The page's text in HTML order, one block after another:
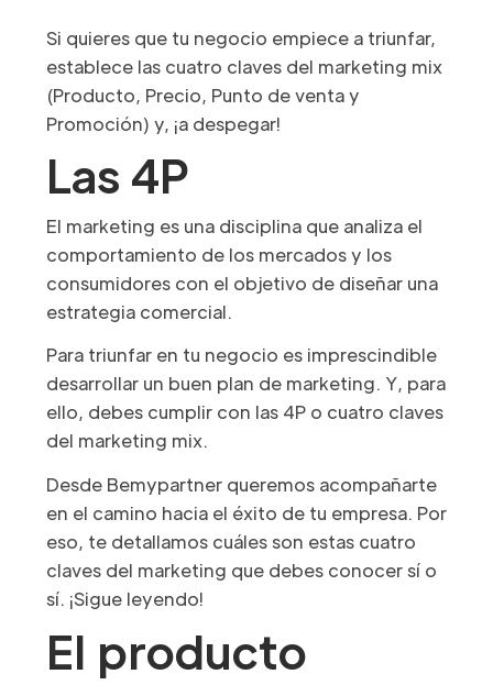
Si quieres que tu negocio empiece a triunfar,
establece las cuatro claves del marketing mix
(Producto, Precio, Punto de venta y
Promoción) y, ¡a despegar!
Las 4P
El marketing es una disciplina que analiza el
comportamiento de los mercados y los
consumidores con el objetivo de diseñar una
estrategia comercial.
Para triunfar en tu negocio es imprescindible
desarrollar un buen plan de marketing. Y, para
ello, debes cumplir con las 4P o cuatro claves
del marketing mix.
Desde Bemypartner queremos acompañarte
en el camino hacia el éxito de tu empresa. Por
eso, te detallamos cuáles son estas cuatro
claves del marketing que debes conocer sí o
sí. ¡Sigue leyendo!
El producto